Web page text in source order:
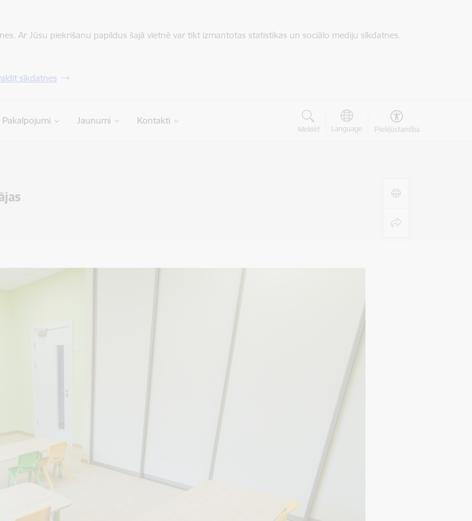
Ar Jūsu piekrišanu papildus šajā vietnē var tikt izmantotas statistikas un sociālo mediju sīkdatnes.
sīkdatnes
Pakalpojumi Jaunumi Kontakti
Meklēt Language Piekļūstamība